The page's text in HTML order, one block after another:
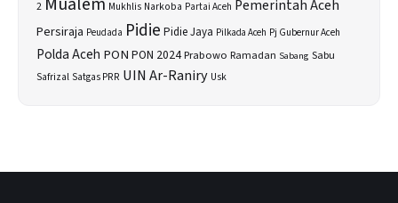
2
Mukhlis Narkoba Partai Aceh Pemerintah Aceh
Persiraja Peudada Pidie Pidie Jaya Pilkada Aceh Pj Gubernur Aceh
Polda Aceh PON PON 2024Prabowo Ramadan Sabang Sabu
Safrizal Satgas PRR UIN Ar-Raniry Usk